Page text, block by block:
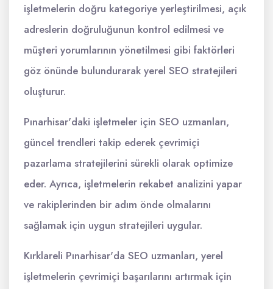
işletmelerin doğru kategoriye yerleştirilmesi, açık
adreslerin doğruluğunun kontrol edilmesi ve
müşteri yorumlarının yönetilmesi gibi faktörleri
göz önünde bulundurarak yerel SEO stratejileri
oluşturur.
Pınarhisar'daki işletmeler için SEO uzmanları,
güncel trendleri takip ederek çevrimiçi
pazarlama stratejilerini sürekli olarak optimize
eder. Ayrıca, işletmelerin rekabet analizini yapar
ve rakiplerinden bir adım önde olmalarını
sağlamak için uygun stratejileri uygular.
Kırklareli Pınarhisar'da SEO uzmanları, yerel
işletmelerin çevrimiçi başarılarını artırmak için